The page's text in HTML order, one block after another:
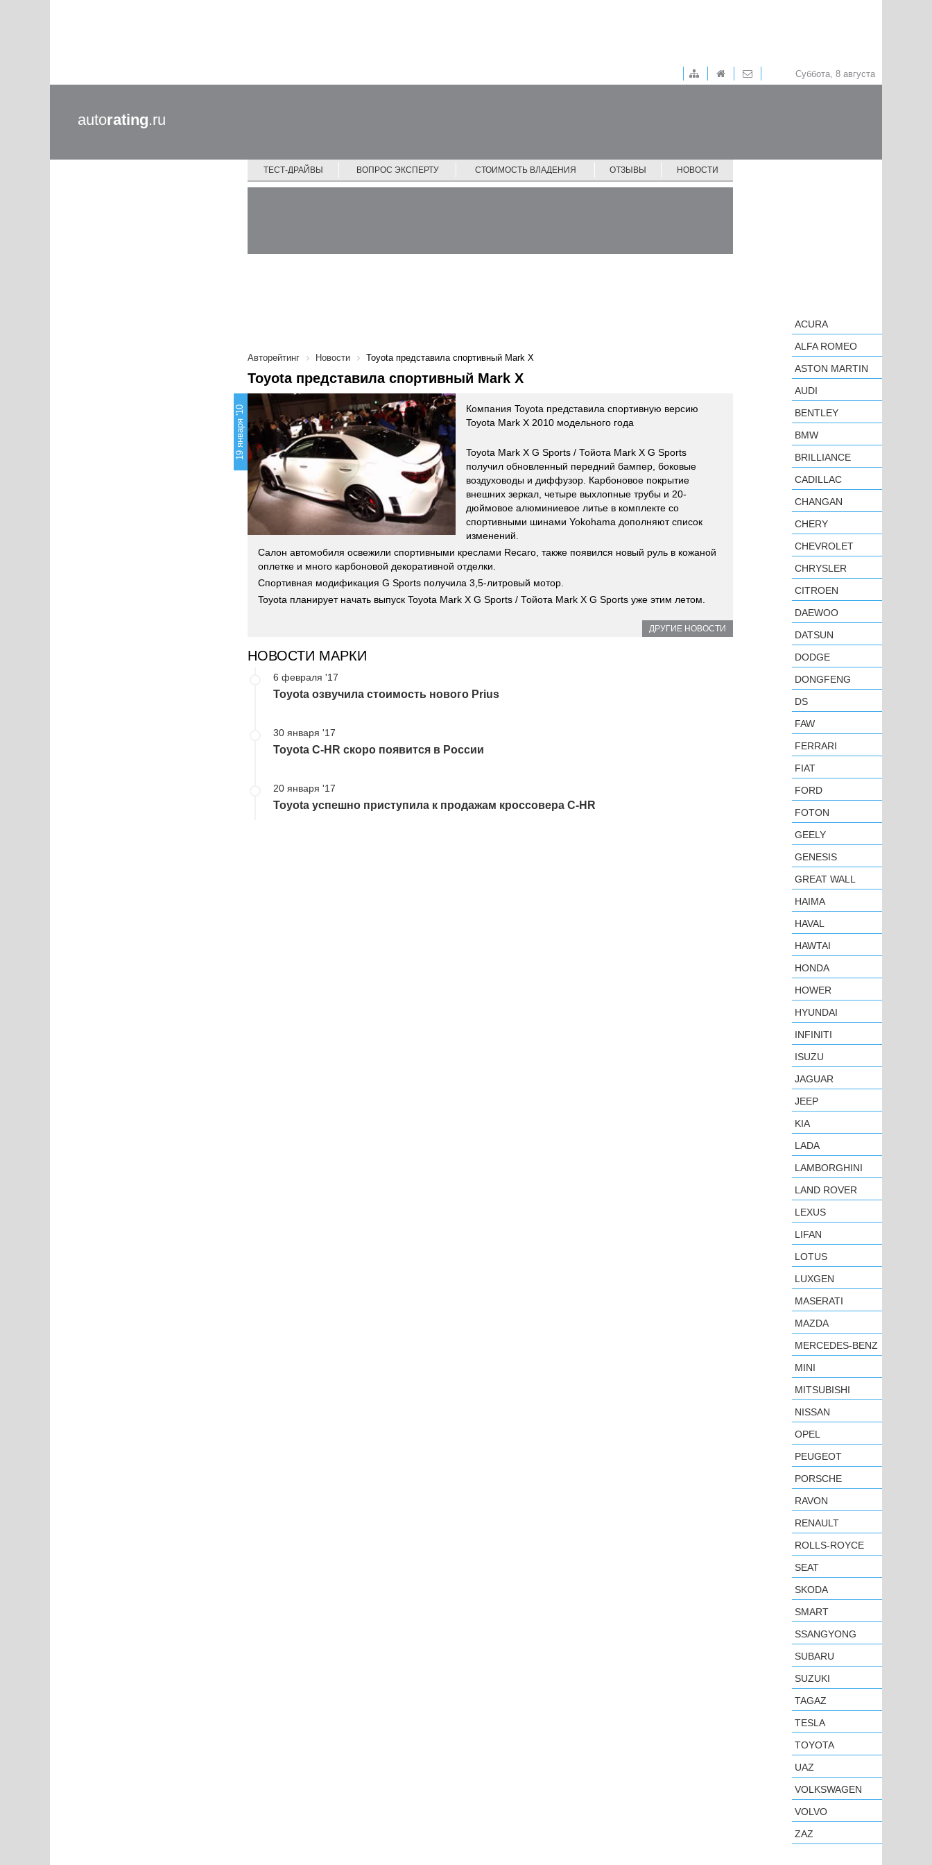
Суббота, 8 августа
autorating.ru
ТЕСТ-ДРАЙВЫ ВОПРОС ЭКСПЕРТУ СТОИМОСТЬ ВЛАДЕНИЯ ОТЗЫВЫ НОВОСТИ
Авторейтинг Новости Toyota представила спортивный Mark X
Toyota представила спортивный Mark X
19 января '10
Компания Toyota представила спортивную версию
Toyota Mark X 2010 модельного года
Toyota Mark X G Sports / Тойота Mark X G Sports
получил обновленный передний бампер, боковые
воздуховоды и диффузор. Карбоновое покрытие
внешних зеркал, четыре выхлопные трубы и 20-
дюймовое алюминиевое литье в комплекте со
спортивными шинами Yokohama дополняют список
изменений.
Салон автомобиля освежили спортивными креслами Recaro, также появился новый руль в кожаной
оплетке и много карбоновой декоративной отделки.
Спортивная модификация G Sports получила 3,5-литровый мотор.
Toyota планирует начать выпуск Toyota Mark X G Sports / Тойота Mark X G Sports уже этим летом.
ДРУГИЕ НОВОСТИ
НОВОСТИ МАРКИ
6 февраля '17
Toyota озвучила стоимость нового Prius
30 января '17
Toyota C-HR скоро появится в России
20 января '17
Toyota успешно приступила к продажам кроссовера C-HR
ACURA
ALFA ROMEO
ASTON MARTIN
AUDI
BENTLEY
BMW
BRILLIANCE
CADILLAC
CHANGAN
CHERY
CHEVROLET
CHRYSLER
CITROEN
DAEWOO
DATSUN
DODGE
DONGFENG
DS
FAW
FERRARI
FIAT
FORD
FOTON
GEELY
GENESIS
GREAT WALL
HAIMA
HAVAL
HAWTAI
HONDA
HOWER
HYUNDAI
INFINITI
ISUZU
JAGUAR
JEEP
KIA
LADA
LAMBORGHINI
LAND ROVER
LEXUS
LIFAN
LOTUS
LUXGEN
MASERATI
MAZDA
MERCEDES-BENZ
MINI
MITSUBISHI
NISSAN
OPEL
PEUGEOT
PORSCHE
RAVON
RENAULT
ROLLS-ROYCE
SEAT
SKODA
SMART
SSANGYONG
SUBARU
SUZUKI
TAGAZ
TESLA
TOYOTA
UAZ
VOLKSWAGEN
VOLVO
ZAZ